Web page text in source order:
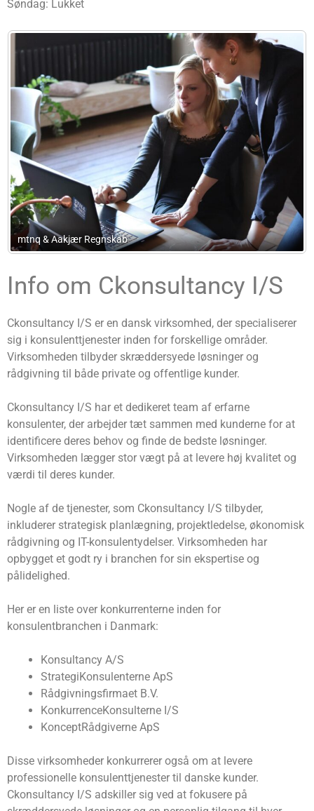
Søndag: Lukket
Advokatfirmaet Espersen
Info om Ckonsultancy I/S
Ckonsultancy I/S er en dansk virksomhed, der specialiserer
sig i konsulenttjenester inden for forskellige områder.
Virksomheden tilbyder skræddersyede løsninger og
rådgivning til både private og offentlige kunder.
Ckonsultancy I/S har et dedikeret team af erfarne
konsulenter, der arbejder tæt sammen med kunderne for at
identificere deres behov og finde de bedste løsninger.
Virksomheden lægger stor vægt på at levere høj kvalitet og
værdi til deres kunder.
Nogle af de tjenester, som Ckonsultancy I/S tilbyder,
inkluderer strategisk planlægning, projektledelse, økonomisk
rådgivning og IT-konsulentydelser. Virksomheden har
opbygget et godt ry i branchen for sin ekspertise og
pålidelighed.
Her er en liste over konkurrenterne inden for
konsulentbranchen i Danmark:
Konsultancy A/S
StrategiKonsulenterne ApS
Rådgivningsfirmaet B.V.
KonkurrenceKonsulterne I/S
KonceptRådgiverne ApS
Disse virksomheder konkurrerer også om at levere
professionelle konsulenttjenester til danske kunder.
Ckonsultancy I/S adskiller sig ved at fokusere på